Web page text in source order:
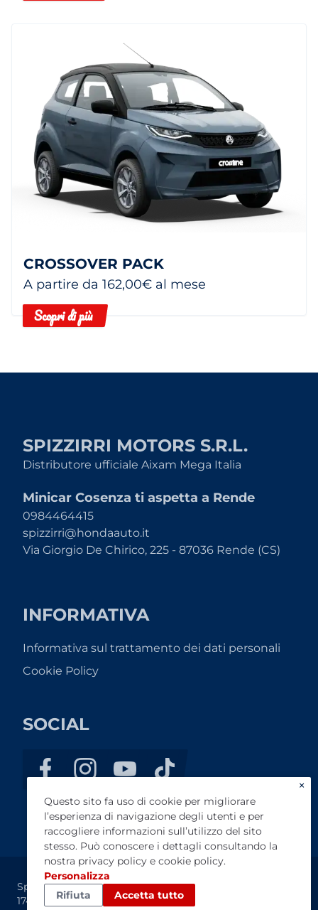
CROSSOVER PACK
A partire da 162,00€ al mese
Scopri di più
SPIZZIRRI MOTORS S.R.L.
Distributore ufficiale Aixam Mega Italia
Minicar Cosenza ti aspetta a Rende
0984464415
spizzirri@hondaauto.it
Via Giorgio De Chirico, 225 - 87036 Rende (CS)
INFORMATIVA
Informativa sul trattamento dei dati personali
Cookie Policy
SOCIAL
Spizzirri Motors s.r.l. - P.IVA 02573880784 - REA: CS-
174379 – Cap. Soc. 100.000,00 euro
×
Questo sito fa uso di cookie per migliorare
l’esperienza di navigazione degli utenti e per
raccogliere informazioni sull’utilizzo del sito
stesso. Può conoscere i dettagli consultando la
nostra privacy policy e cookie policy.
Personalizza
Rifiuta
Accetta tutto